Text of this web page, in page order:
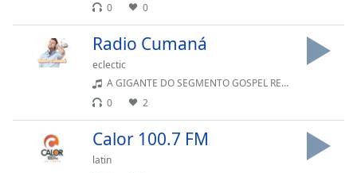
Opacity
Background
0
0
Radio Cumaná
eclectic
A GIGANTE DO SEGMENTO GOSPEL REDE CONTINENTAL LIVE COM MAIS DE 1.577 RÁDIOS INTERLIGADAS NOSSO WHATSAPP 5511910270654 DEUS ABENÇOE
0
2
Calor 100.7 FM
latin